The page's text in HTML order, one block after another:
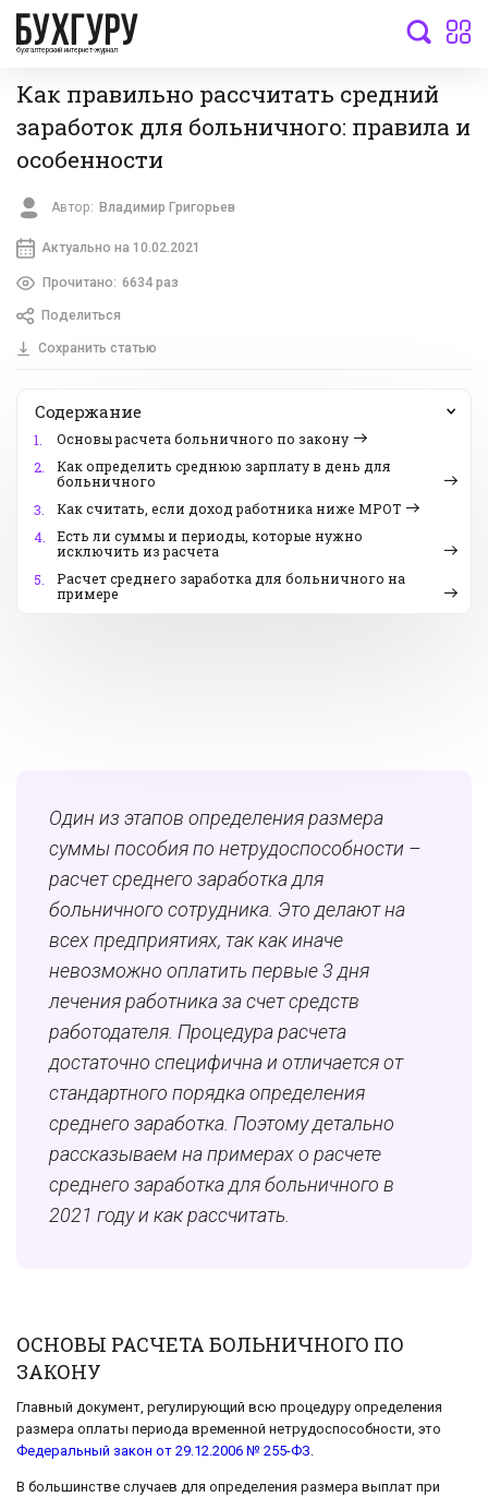
бухгалтерский интернет-журнал
Как правильно рассчитать средний
заработок для больничного: правила и
особенности
Автор: Владимир Григорьев
Актуально на 10.02.2021
Прочитано: 6634 раз
Поделиться
Сохранить статью
Содержание
1.
Основы расчета больничного по закону
2.
Как определить среднюю зарплату в день для
больничного
3.
Как считать, если доход работника ниже МРОТ
4.
Есть ли суммы и периоды, которые нужно
исключить из расчета
5.
Расчет среднего заработка для больничного на
примере
Один из этапов определения размера
суммы пособия по нетрудоспособности –
расчет среднего заработка для
больничного сотрудника. Это делают на
всех предприятиях, так как иначе
невозможно оплатить первые 3 дня
лечения работника за счет средств
работодателя. Процедура расчета
достаточно специфична и отличается от
стандартного порядка определения
среднего заработка. Поэтому детально
рассказываем на примерах о расчете
среднего заработка для больничного в
2021 году и как рассчитать.
ОСНОВЫ РАСЧЕТА БОЛЬНИЧНОГО ПО
ЗАКОНУ
Главный документ, регулирующий всю процедуру определения
размера оплаты периода временной нетрудоспособности, это
Федеральный закон от 29.12.2006 № 255-ФЗ.
В большинстве случаев для определения размера выплат при